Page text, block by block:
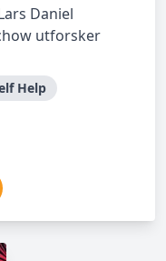
Daniel
utforsker
Help